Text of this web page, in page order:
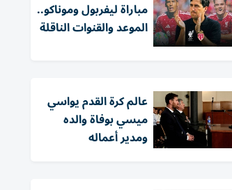
مباراة ليفربول وموناكو..
الموعد والقنوات الناقلة
عالم كرة القدم يواسي
ميسي بوفاة والده
ومدير أعماله